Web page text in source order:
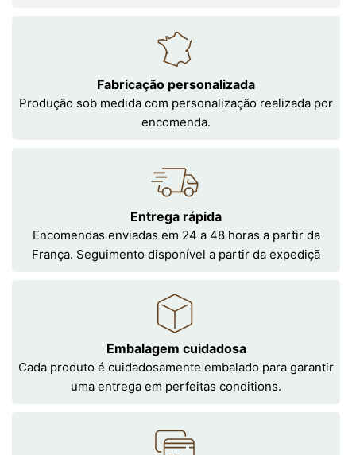
Fabricação personalizada
Produção sob medida com personalização realizada por
encomenda.
Entrega rápida
Encomendas enviadas em 24 a 48 horas a partir da
França. Seguimento disponível a partir da expediçã
Embalagem cuidadosa
Cada produto é cuidadosamente embalado para garantir
uma entrega em perfeitas conditions.